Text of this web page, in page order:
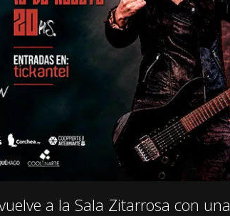
a la Sala Zitarrosa con una